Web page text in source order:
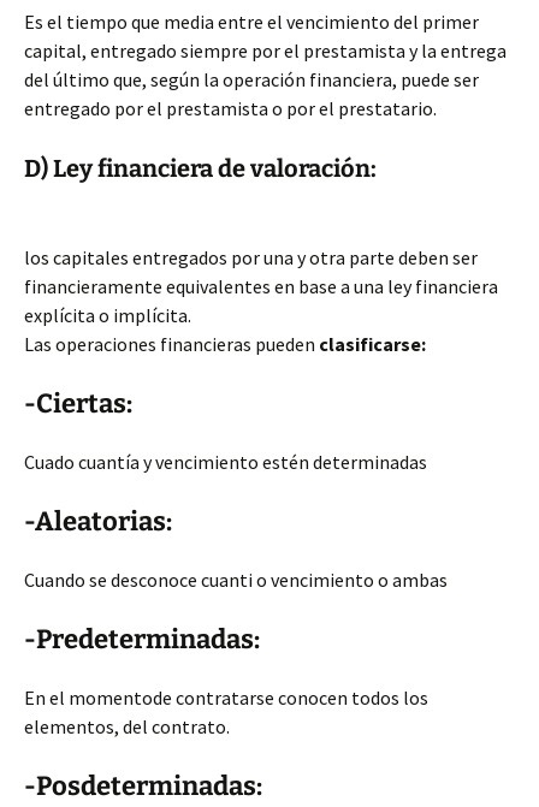
Es el tiempo que media entre el vencimiento del primer
capital, entregado siempre por el prestamista y la entrega
del último que, según la operación financiera, puede ser
entregado por el prestamista o por el prestatario.
D) Ley financiera de valoración:
los capitales entregados por una y otra parte deben ser
financieramente equivalentes en base a una ley financiera
explícita o implícita.
Las operaciones financieras pueden clasificarse:
-Ciertas:
Cuado cuantía y vencimiento estén determinadas
-Aleatorias:
Cuando se desconoce cuanti o vencimiento o ambas
-Predeterminadas:
En el momentode contratarse conocen todos los
elementos, del contrato.
-Posdeterminadas: